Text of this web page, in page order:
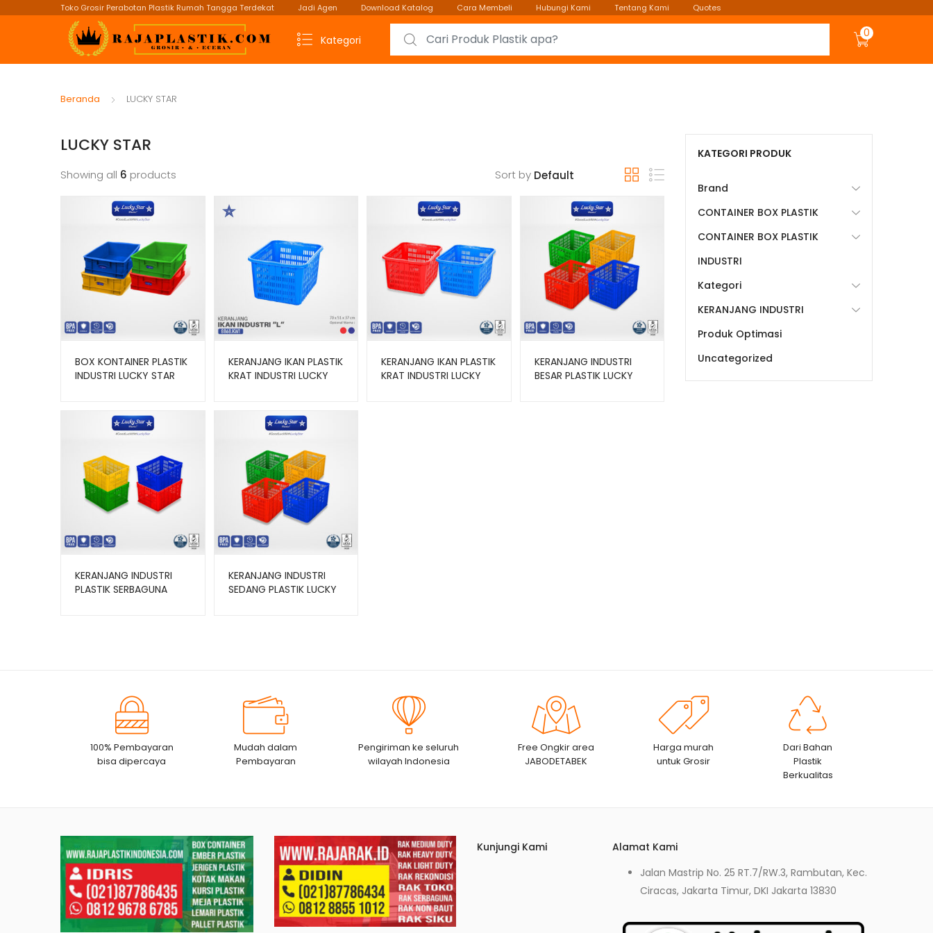
Toko Grosir Perabotan Plastik Rumah Tangga Terdekat Jadi Agen Download Katalog Cara Membeli Hubungi Kami Tentang Kami Quotes
Kategori
Search for: 0
Beranda LUCKY STAR
LUCKY STAR
Showing all 6 products Sort by
BOX KONTAINER PLASTIK
INDUSTRI LUCKY STAR
KERANJANG IKAN PLASTIK
KRAT INDUSTRI LUCKY
KERANJANG IKAN PLASTIK
KRAT INDUSTRI LUCKY
KERANJANG INDUSTRI
BESAR PLASTIK LUCKY
KERANJANG INDUSTRI
PLASTIK SERBAGUNA
KERANJANG INDUSTRI
SEDANG PLASTIK LUCKY
KATEGORI PRODUK
Brand
CONTAINER BOX PLASTIK
CONTAINER BOX PLASTIK
INDUSTRI
Kategori
KERANJANG INDUSTRI
Produk Optimasi
Uncategorized
100% Pembayaran
bisa dipercaya
Mudah dalam
Pembayaran
Pengiriman ke seluruh
wilayah Indonesia
Free Ongkir area
JABODETABEK
Harga murah
untuk Grosir
Dari Bahan
Plastik
Berkualitas
Kunjungi Kami
Alamat Kami
Jalan Mastrip No. 25 RT.7/RW.3, Rambutan, Kec.
Ciracas, Jakarta Timur, DKI Jakarta 13830